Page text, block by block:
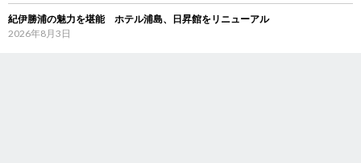
紀伊勝浦の魅力を堪能 ホテル浦島、日昇館をリニューアル
2026年8月3日